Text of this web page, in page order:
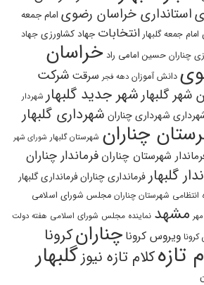
استانداری خراسان رضوی امام جمعه
امام جمعه گلبهار انتخابات جهاد کشاورزی جهاد
چناران حسین امامی راد خراسان
دانش آموزان دهه فجر سرقت شرکت
شهر گلبهارشهر جدید گلبهار شهردار
شهرداری چناران شهرداری گلبهار
چناران شهرستان گلبهار شورای شهر
شهرستان چناران فرماندار چناران
گلبهار فرمانداری چنارانفرمانداری گلبهار
انتظامی شهرستان چناران مجلس شورای اسلامی
مشهد نماینده مجلس شورای اسلامی هفته دولت
ویروس کرونا چنارانکرونا
تازهکلام تازه نیوزگلبهار